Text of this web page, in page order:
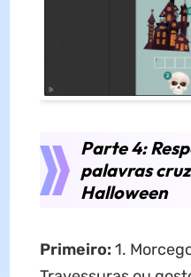
Parte 4:
palavras
Halloween
Primeiro: 1.